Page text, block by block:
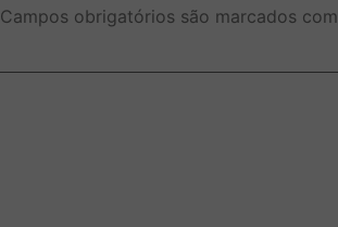
Campos obrigatórios são marcados com